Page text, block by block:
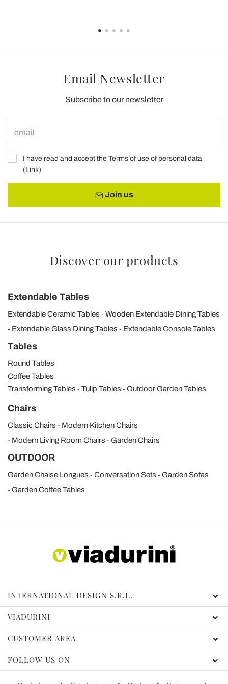
Email Newsletter
Subscribe to our newsletter
I have read and accept the Terms of use of personal data
(Link)
Join us
Discover our products
Extendable Tables
Extendable Ceramic Tables
Wooden Extendable Dining Tables
Extendable Glass Dining Tables
Extendable Console Tables
Tables
Round Tables
Coffee Tables
Transforming Tables
Tulip Tables Outdoor Garden Tables
Chairs
Classic Chairs
Modern Kitchen Chairs
Modern Living Room Chairs
Garden Chairs
OUTDOOR
Garden Chaise Longues Conversation Sets
Garden Sofas
Garden Coffee Tables
INTERNATIONAL DESIGN S.R.L.
VIADURINI
CUSTOMER AREA
FOLLOW US ON